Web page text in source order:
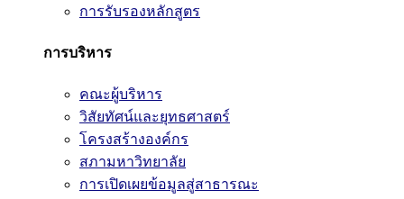
การรับรองหลักสูตร
การบริหาร
คณะผู้บริหาร
วิสัยทัศน์และยุทธศาสตร์
โครงสร้างองค์กร
สภามหาวิทยาลัย
การเปิดเผยข้อมูลสู่สาธารณะ